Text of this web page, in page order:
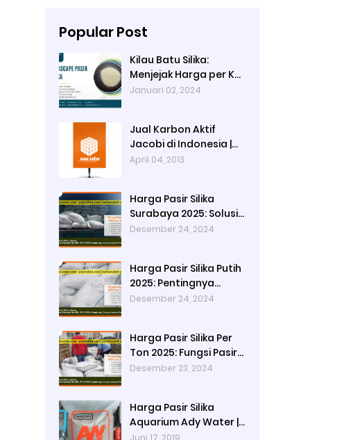
Popular Post
Kilau Batu Silika:
Menjejak Harga per Kg
dan Keunggulan
Januari 02, 2024
Jual Karbon Aktif
Jacobi di Indonesia |
Ady Water
April 04, 2013
Harga Pasir Silika
Surabaya 2025: Solusi
Filter Air untuk
Desember 24, 2024
Harga Pasir Silika Putih
2025: Pentingnya
Kualitas Air dalam
Sebagai Penyaring
Partikel Tersuspensi
Desember 24, 2024
Harga Pasir Silika Per
Ton 2025: Fungsi Pasir
Silika dalam Water
Desember 23, 2024
Harga Pasir Silika
Aquarium Ady Water |
Jual Pasir Silika untuk